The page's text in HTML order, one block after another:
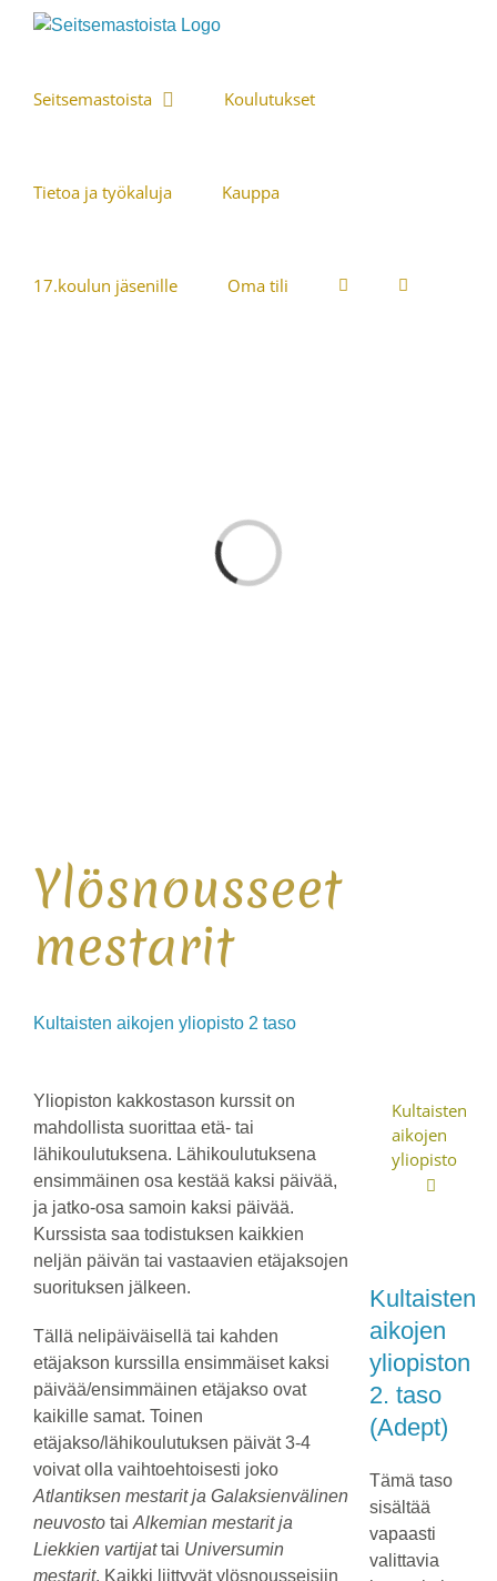
Skip
Seitsemastoista Koulutukset
Tietoa ja työkaluja Kauppa
17.koulun jäsenille Oma tili
Loading...
Ylösnousseet
mestarit
Kultaisten aikojen yliopisto 2 taso
Yliopiston kakkostason kurssit on
mahdollista suorittaa etä- tai
lähikoulutuksena. Lähikoulutuksena
ensimmäinen osa kestää kaksi päivää,
ja jatko-osa samoin kaksi päivää.
Kurssista saa todistuksen kaikkien
neljän päivän tai vastaavien etäjaksojen
suorituksen jälkeen.
Tällä nelipäiväisellä tai kahden
etäjakson kurssilla ensimmäiset kaksi
päivää/ensimmäinen etäjakso ovat
kaikille samat. Toinen
etäjakso/lähikoulutuksen päivät 3-4
voivat olla vaihtoehtoisesti joko
Atlantiksen mestaritja Galaksienvälinen
neuvostotai Alkemian mestarit ja
Liekkien vartijattai Universumin
mestarit. Kaikki liittyvät ylösnousseisiin
Kultaisten
aikojen
yliopisto
Kultaisten
aikojen
yliopiston
2. taso
(Adept)
Tämä taso
sisältää
vapaasti
valittavia